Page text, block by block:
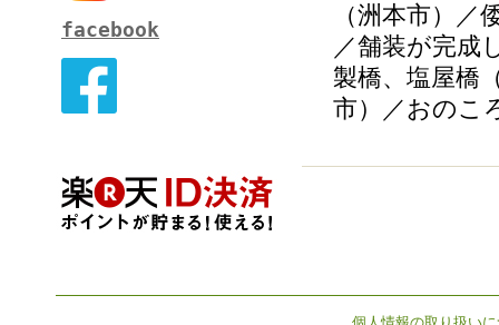
facebook
（洲本市）
／舗装が完成
製橋、塩屋橋
市）／おのこ